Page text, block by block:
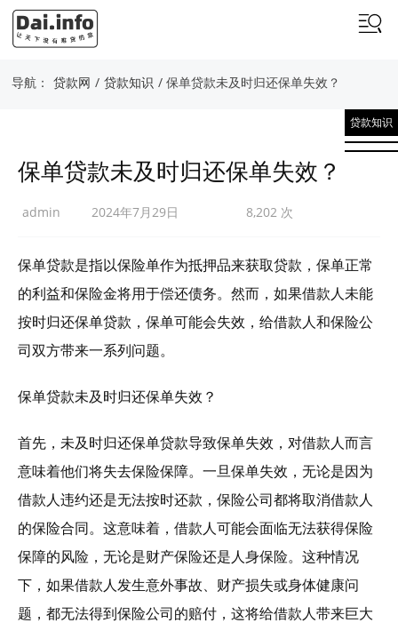
导航： 贷款网 / 贷款知识 / 保单贷款未及时归还保单失效？
贷款知识
保单贷款未及时归还保单失效？
admin 2024年7月29日 8,202 次
保单贷款是指以保险单作为抵押品来获取贷款，保单正常
的利益和保险金将用于偿还债务。然而，如果借款人未能
按时归还保单贷款，保单可能会失效，给借款人和保险公
司双方带来一系列问题。
保单贷款未及时归还保单失效？
首先，未及时归还保单贷款导致保单失效，对借款人而言
意味着他们将失去保险保障。一旦保单失效，无论是因为
借款人违约还是无法按时还款，保险公司都将取消借款人
的保险合同。这意味着，借款人可能会面临无法获得保险
保障的风险，无论是财产保险还是人身保险。这种情况
下，如果借款人发生意外事故、财产损失或身体健康问
题，都无法得到保险公司的赔付，这将给借款人带来巨大